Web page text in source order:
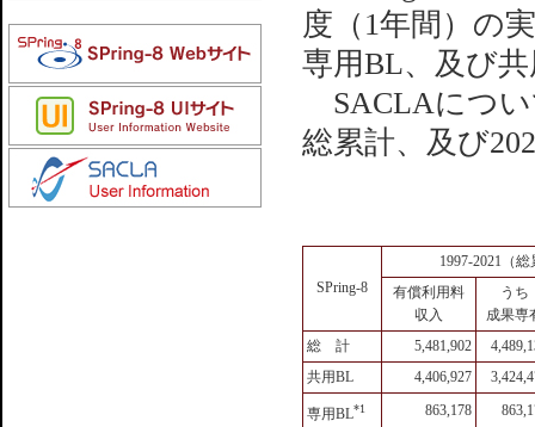
度（1年間）の
専用BL、及び
SACLAについ
総累計、及び
SPring-8
1997-2021（
有償利用料
収入
うち
成果専
総 計
5,481,902
共用BL
4,406,927
専用BL*1 863,178